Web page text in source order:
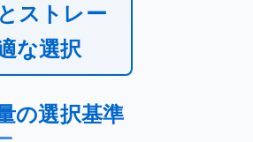
ストレー
な選択
の選択基準